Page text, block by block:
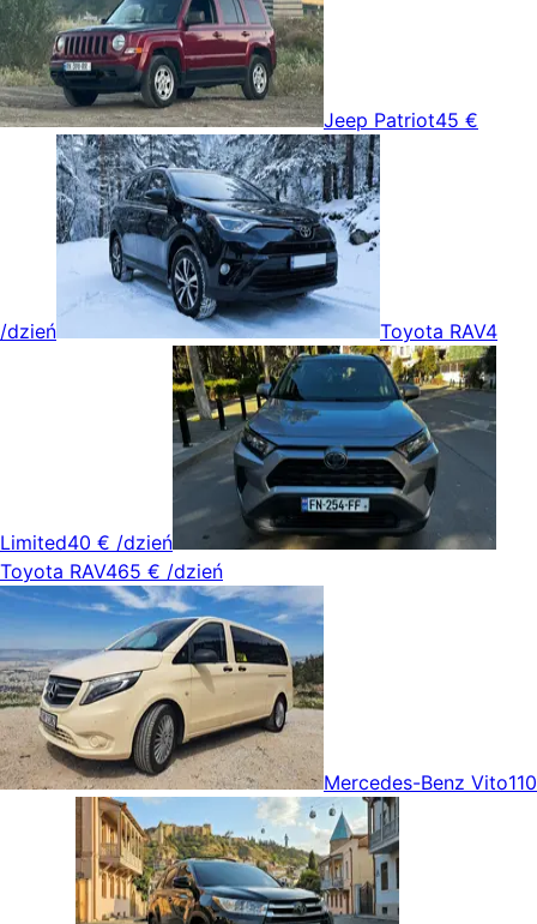
Jeep Patriot45 €
/dzień Toyota RAV4
Limited40 € /dzień
Toyota RAV465 € /dzień
Mercedes-Benz Vito110